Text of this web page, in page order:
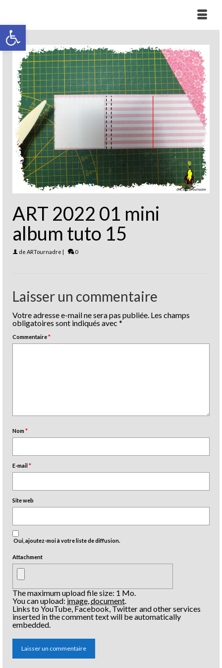
Ouvrir la barre d’outils
ART 2022 01 mini
album tuto 15
de ARTournadre | 0
Laisser un commentaire
Votre adresse e-mail ne sera pas publiée. Les champs
obligatoires sont indiqués avec *
Commentaire*
Nom*
E-mail*
Site web
Oui, ajoutez-moi à votre liste de diffusion.
Attachment
The maximum upload file size: 1 Mo.
You can upload:image document
Links to YouTube, Facebook, Twitter and other services
inserted in the comment text will be automatically
embedded.